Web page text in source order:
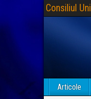
Consiliul
Articole